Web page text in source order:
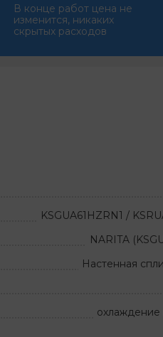
В конце работ цена не
изменится, никаких
скрытых расходов
KSGUA61HZRN1 /
NARITA
Настенная
охлаждение